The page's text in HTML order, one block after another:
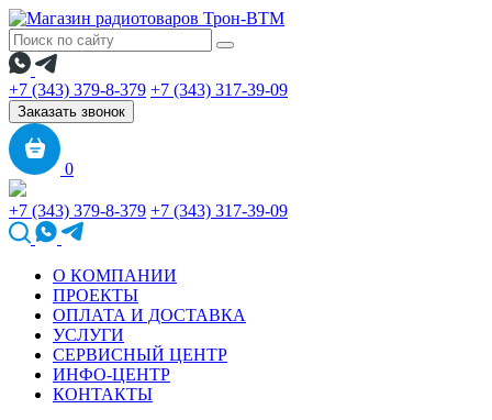
+7 (343) 379-8-379 +7 (343) 317-39-09
Заказать звонок
0
+7 (343) 379-8-379 +7 (343) 317-39-09
О КОМПАНИИ
ПРОЕКТЫ
ОПЛАТА И ДОСТАВКА
УСЛУГИ
СЕРВИСНЫЙ ЦЕНТР
ИНФО-ЦЕНТР
КОНТАКТЫ